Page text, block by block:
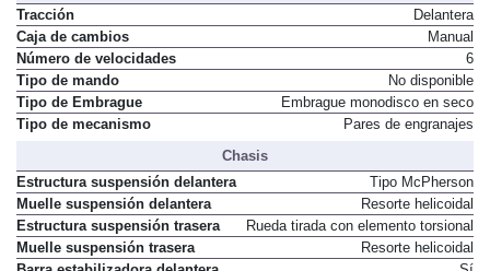
Tracción
Delantera
Caja de cambios
Manual
Número de velocidades
6
Tipo de mando
No disponible
Tipo de Embrague
Embrague monodisco en seco
Tipo de mecanismo
Pares de engranajes
Chasis
Estructura suspensión delantera
Tipo McPherson
Muelle suspensión delantera
Resorte helicoidal
Estructura suspensión trasera
Rueda tirada con elemento torsional
Muelle suspensión trasera
Resorte helicoidal